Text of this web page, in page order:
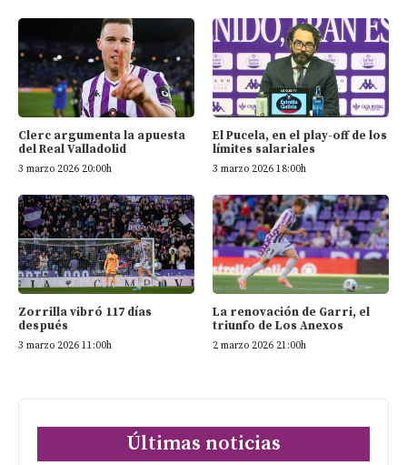
Clerc argumenta la apuesta
del Real Valladolid
3 marzo 2026 20:00h
El Pucela, en el play-off de los
límites salariales
3 marzo 2026 18:00h
Zorrilla vibró 117 días
después
3 marzo 2026 11:00h
La renovación de Garri, el
triunfo de Los Anexos
2 marzo 2026 21:00h
Últimas noticias